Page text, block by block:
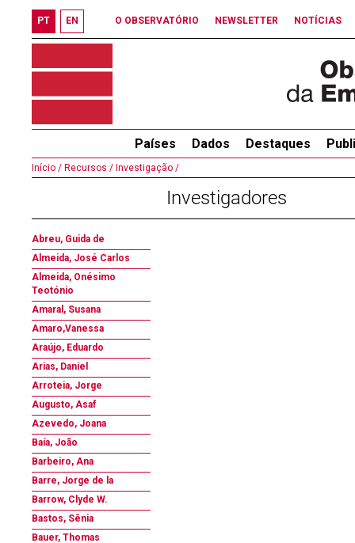
PT EN O OBSERVATÓRIO NEWSLETTER NOTÍCIAS
Países Dados Destaques
Início / Recursos / Investigação /
Investigadores
Abreu, Guida de
Almeida, José Carlos
Almeida, Onésimo
Teotónio
Amaral, Susana
Amaro,Vanessa
Araújo, Eduardo
Arias, Daniel
Arroteia, Jorge
Augusto, Asaf
Azevedo, Joana
Baía, João
Barbeiro, Ana
Barre, Jorge de la
Barrow, Clyde W.
Bastos, Sênia
Bauer, Thomas